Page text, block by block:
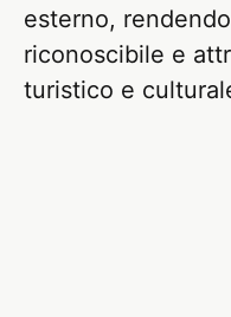
esterno,
riconoscibile e
turistico e